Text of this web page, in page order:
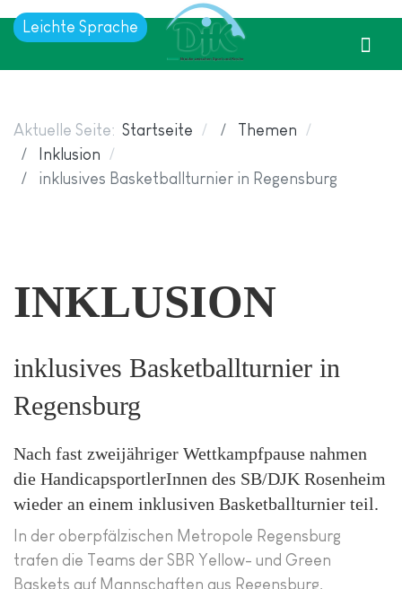
Leichte Sprache
Aktuelle Seite: Startseite
Themen
Inklusion
inklusives Basketballturnier in Regensburg
INKLUSION
inklusives Basketballturnier in
Regensburg
Nach fast zweijähriger Wettkampfpause nahmen
die HandicapsportlerInnen des SB/DJK Rosenheim
wieder an einem inklusiven Basketballturnier teil.
In der oberpfälzischen Metropole Regensburg
trafen die Teams der SBR Yellow- und Green
Baskets auf Mannschaften aus Regensburg,